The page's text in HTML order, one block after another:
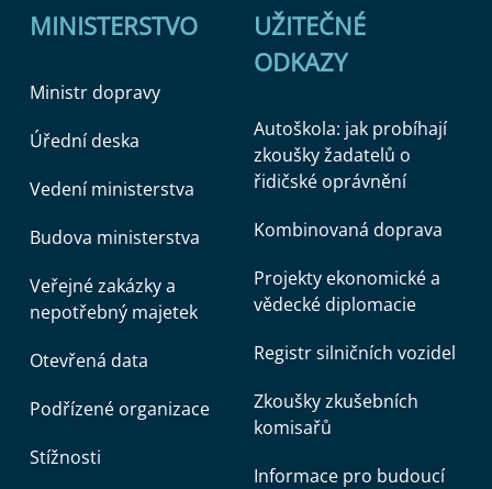
MINISTERSTVO
Ministr dopravy
Úřední deska
Vedení ministerstva
Budova ministerstva
Veřejné zakázky a
nepotřebný majetek
Otevřená data
Podřízené organizace
Stížnosti
UŽITEČNÉ
ODKAZY
Autoškola: jak probíhají
zkoušky žadatelů o
řidičské oprávnění
Kombinovaná doprava
Projekty ekonomické a
vědecké diplomacie
Registr silničních vozidel
Zkoušky zkušebních
komisařů
Informace pro budoucí